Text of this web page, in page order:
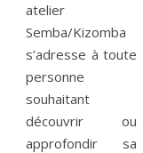
atelier
Semba/Kizomba
s’adresse à toute
personne
souhaitant
découvrir ou
approfondir sa